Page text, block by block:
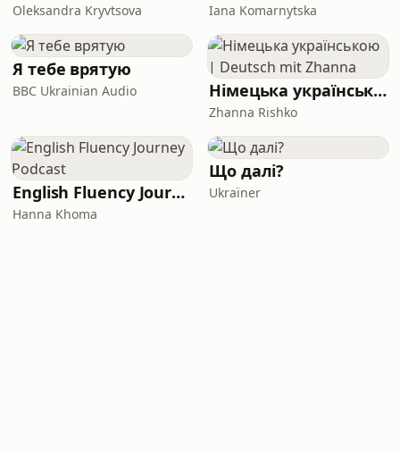
Oleksandra Kryvtsova Iana Komarnytska
Я тебе врятую
BBC Ukrainian Audio Німецька українською | Deutsch mit Zhanna
Zhanna Rishko
English Fluency Journey Podcast
Hanna Khoma
Що далі?
Ukraїner